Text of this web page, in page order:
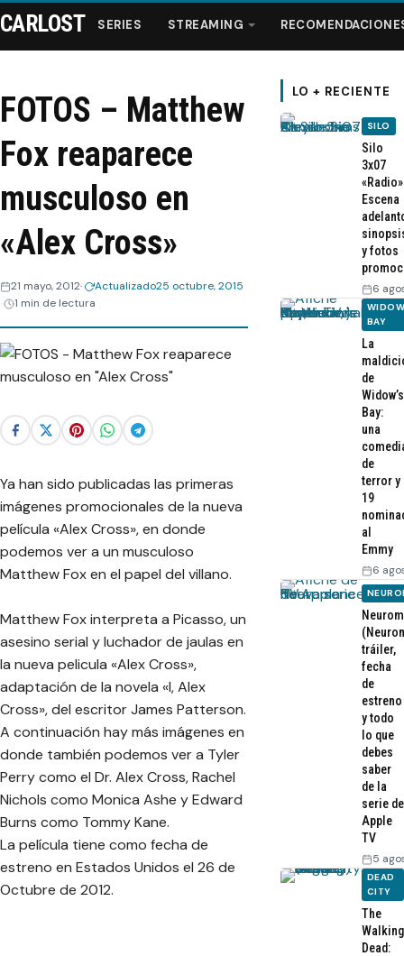
Streaming
Recomendaciones
Videos
CARLOST SERIES STREAMING
FOTOS – Matthew
Fox reaparece
musculoso en
«Alex Cross»
21 mayo, 2012 Actualizado25 octubre, 2015
1 min de lectura
Ya han sido publicadas las primeras
imágenes promocionales de la nueva
película «Alex Cross», en donde
podemos ver a un musculoso
Matthew Fox en el papel del villano.
Matthew Fox interpreta a Picasso, un
asesino serial y luchador de jaulas en
la nueva pelicula «Alex Cross»,
adaptación de la novela «I, Alex
Cross», del escritor James Patterson.
A continuación hay más imágenes en
donde también podemos ver a Tyler
Perry como el Dr. Alex Cross, Rachel
Nichols como Monica Ashe y Edward
Burns como Tommy Kane.
La película tiene como fecha de
estreno en Estados Unidos el 26 de
Octubre de 2012.
LO + RECIENTE
SILO
Silo
3x07
Escena
y fotos
6
BAY
La
de
Widow’s
Bay:
una
de
terror y
19
al
Emmy
6
tráiler,
fecha
de
estreno
y todo
lo que
debes
saber
de la
serie de
Apple
TV
5
DEAD
CITY
The
Walking
Dead: